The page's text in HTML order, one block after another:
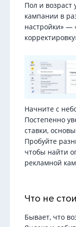
Пол и возраст
кампании в
настройки» —
Начните с
Постепенно
ставки,
Пробуйте
чтобы найти
рекламной
Что не
Бывает, что